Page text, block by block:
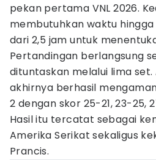
pekan pertama VNL 2026.
membutuhkan waktu
dari 2,5 jam untuk
Pertandingan berlangsung
dituntaskan melalui lima
akhirnya berhasil
2 dengan skor 25-21, 23-25,
Hasil itu tercatat sebagai
Amerika Serikat sekaligus
Prancis.